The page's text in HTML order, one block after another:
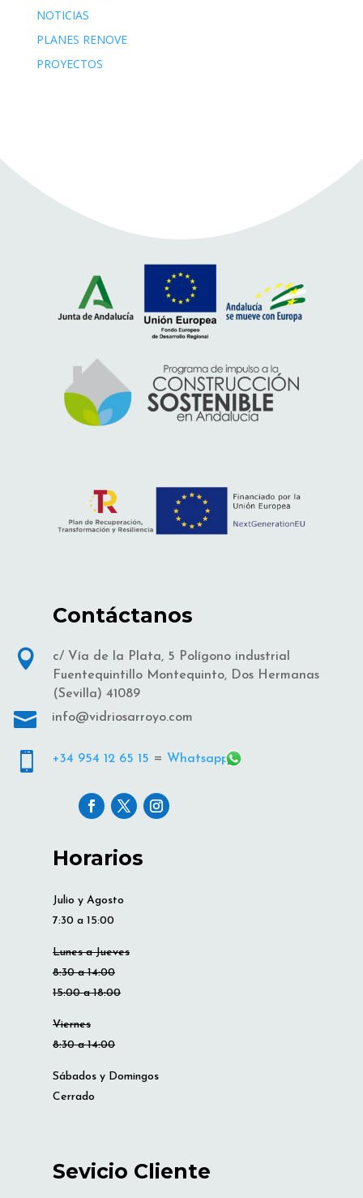
NOTICIAS
PLANES RENOVE
PROYECTOS
Contáctanos

c/ Vía de la Plata, 5 Polígono industrial
Fuentequintillo Montequinto, Dos Hermanas
(Sevilla) 41089
 info@vidriosarroyo.com
 +34 954 12 65 15 = Whatsapp
Horarios
Julio y Agosto
7:30 a 15:00
Lunes a Jueves
8:30 a 14:00
15:00 a 18:00
Viernes
8:30 a 14:00
Sábados y Domingos
Cerrado
Sevicio Cliente